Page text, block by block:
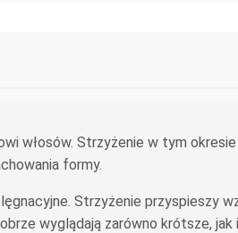
włosów. Strzyżenie w tym
formy.
Strzyżenie przyspieszy
wyglądają zarówno krótsze, jak